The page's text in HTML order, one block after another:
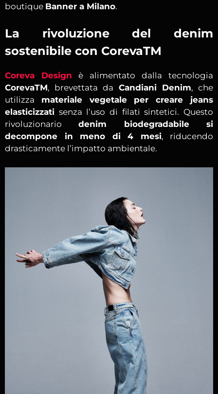
boutique Banner a Milano.
La rivoluzione del denim
sostenibile con CorevaTM
Coreva Design è alimentato dalla tecnologia
CorevaTM, brevettata da Candiani Denim, che
utilizza materiale vegetale per creare jeans
elasticizzati senza l’uso di filati sintetici. Questo
rivoluzionariodenim biodegradabile si
decompone in meno di 4 mesi, riducendo
drasticamente l’impatto ambientale.